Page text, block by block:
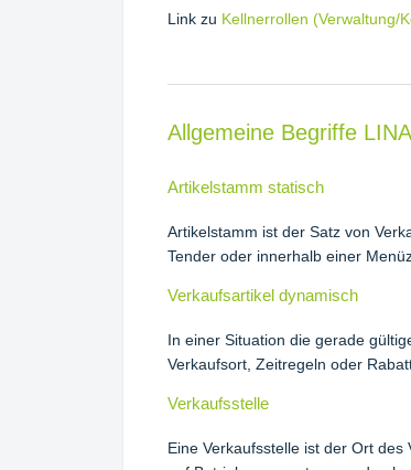
Link zu Kellnerrollen (Verwaltung/
Allgemeine Begriffe
Artikelstamm statisch
Artikelstamm ist der Satz von
Tender oder innerhalb einer
Verkaufsartikel dynamisch
In einer Situation die gerade
Verkaufsort, Zeitregeln oder
Verkaufsstelle
Eine Verkaufsstelle ist der Ort